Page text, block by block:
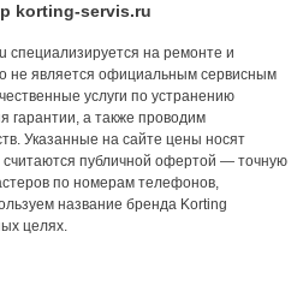
korting-servis.ru
специализируется на ремонте и
не является официальным сервисным
услуги по устранению
гарантии, а также проводим
Указанные на сайте цены носят
публичной офертой — точную
по номерам телефонов,
название бренда Korting
целях.